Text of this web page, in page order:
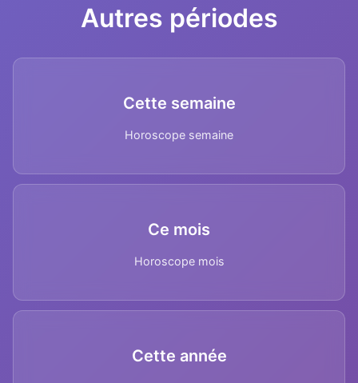
Autres périodes
Cette semaine
Horoscope semaine
Ce mois
Horoscope mois
Cette année